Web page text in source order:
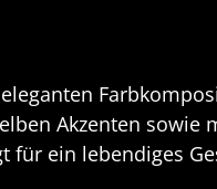
Akzenten
für ein lebendiges